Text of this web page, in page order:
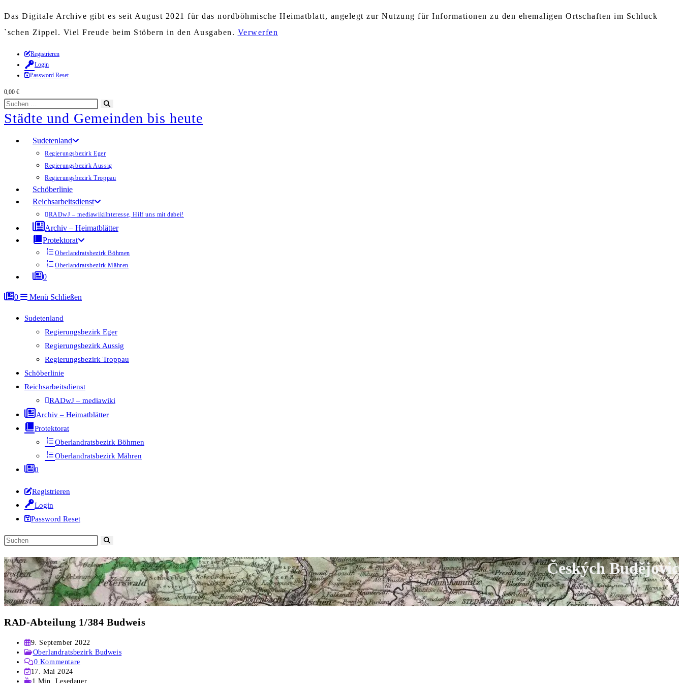
Das Digitale Archive gibt es seit August 2021 für das nordböhmische Heimatblatt, angelegt zur Nutzung für Informationen zu den ehemaligen Ortschaften im Schluck
`schen Zippel. Viel Freude beim Stöbern in den Ausgaben. Verwerfen
Zum
Inhalt
springen
Registrieren
Login
Password Reset
0,00 €
Diese
Website
durchsuchen
starten
Städte und Gemeinden bis heute
Sudetenland
Regierungsbezirk Eger
Regierungsbezirk Aussig
Regierungsbezirk Troppau
Schöberlinie
Reichsarbeitsdienst
RADwJ – mediawikiInteresse, Hilf uns mit dabei!
Archiv – Heimatblätter
Protektorat
Oberlandratsbezirk Böhmen
Oberlandratsbezirk Mähren
0
0 Menü Schließen
Sudetenland
Regierungsbezirk Eger
Regierungsbezirk Aussig
Regierungsbezirk Troppau
Schöberlinie
Reichsarbeitsdienst
RADwJ – mediawiki
Archiv – Heimatblätter
Protektorat
Oberlandratsbezirk Böhmen
Oberlandratsbezirk Mähren
0
Registrieren
Login
Password Reset
Diese
durchsuchen
Českých Budějovic
RAD-Abteilung 1/384 Budweis
Beitrag
veröffentlicht:
9. September 2022
Beitrags-
Kategorie:
Oberlandratsbezirk Budweis
Beitrags-
Kommentare:
0 Kommentare
Beitrag
zuletzt
17. Mai 2024
Lesedauer:
1 Min. Lesedauer